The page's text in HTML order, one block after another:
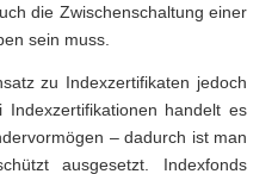
die Zwischenschaltung einer
sein muss.
zu Indexzertifikaten jedoch
handelt es
– dadurch ist man
ausgesetzt. Indexfonds